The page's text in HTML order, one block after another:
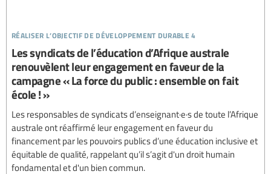
réaliser l’objectif de développement durable 4
Les syndicats de l’éducation d’Afrique australe
renouvèlent leur engagement en faveur de la
campagne « La force du public : ensemble on fait
école ! »
Les responsables de syndicats d’enseignant·e·s de toute l’Afrique
australe ont réaffirmé leur engagement en faveur du
financement par les pouvoirs publics d’une éducation inclusive et
équitable de qualité, rappelant qu’il s’agit d'un droit humain
fondamental et d'un bien commun.